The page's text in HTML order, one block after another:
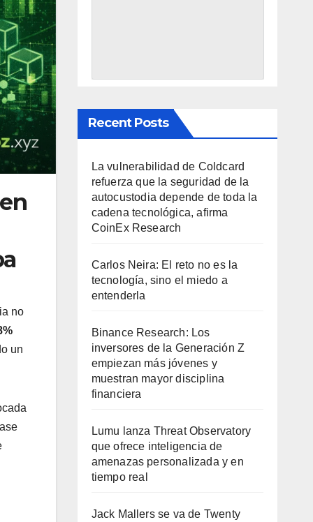
no
un
Recent Posts
La vulnerabilidad de Coldcard
refuerza que la seguridad de la
autocustodia depende de toda la
cadena tecnológica, afirma
CoinEx Research
Carlos Neira: El reto no es la
tecnología, sino el miedo a
entenderla
Binance Research: Los
inversores de la Generación Z
empiezan más jóvenes y
muestran mayor disciplina
financiera
Lumu lanza Threat Observatory
que ofrece inteligencia de
amenazas personalizada y en
tiempo real
Jack Mallers se va de Twenty